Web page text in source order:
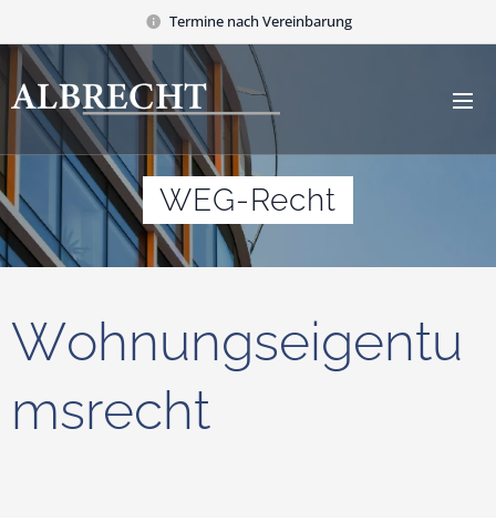
Termine nach Vereinbarung
WEG-Recht
Wohnungseigentu
msrecht